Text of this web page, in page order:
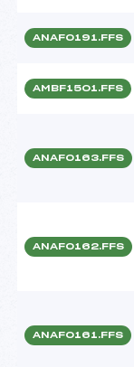
ANAF0191.FFS
AMBF1501.FFS
ANAF0163.FFS
ANAF0162.FFS
ANAF0161.FFS